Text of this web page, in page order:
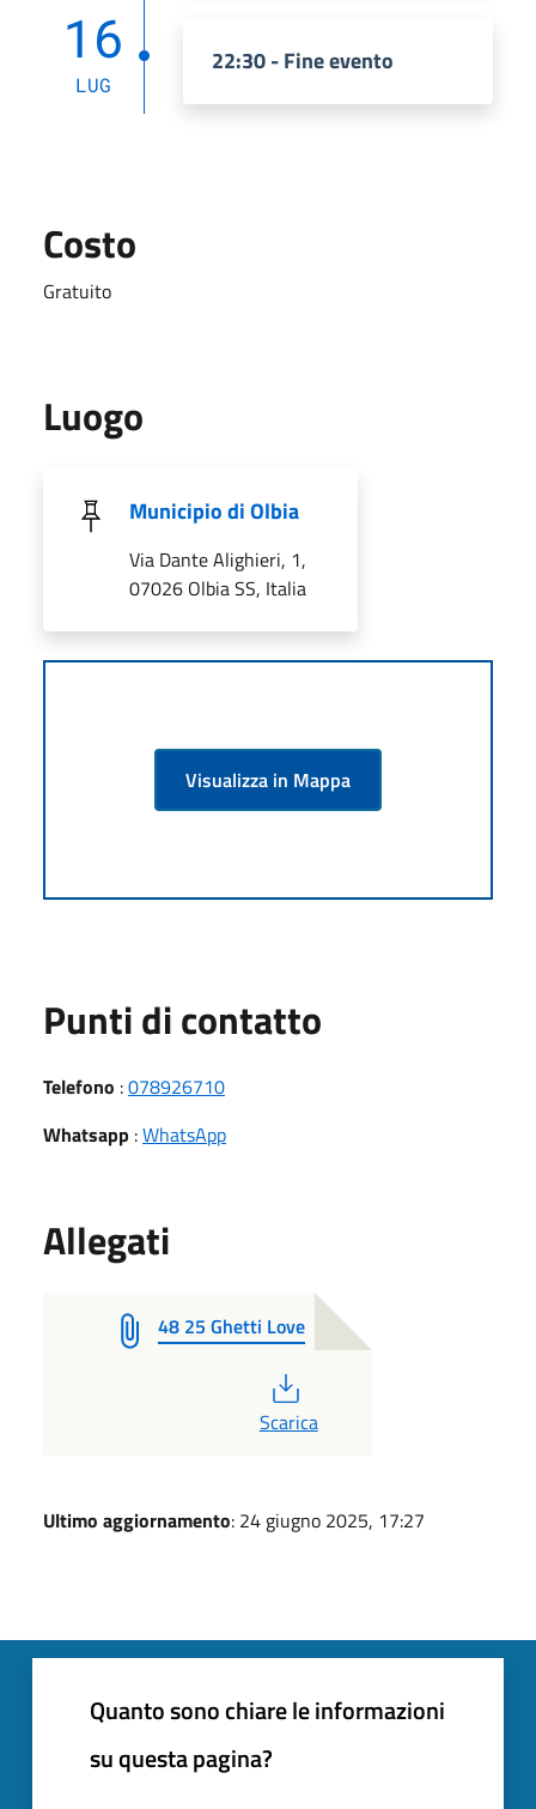
16
LUG
22:30 - Fine evento
Costo
Gratuito
Luogo
Municipio di Olbia
Via Dante Alighieri, 1,
07026 Olbia SS, Italia
Visualizza in Mappa
Punti di contatto
Telefono :078926710
Whatsapp :WhatsApp
Allegati
48 25 Ghetti Love
Scarica
Ultimo aggiornamento: 24 giugno 2025, 17:27
Quanto sono chiare le informazioni
su questa pagina?